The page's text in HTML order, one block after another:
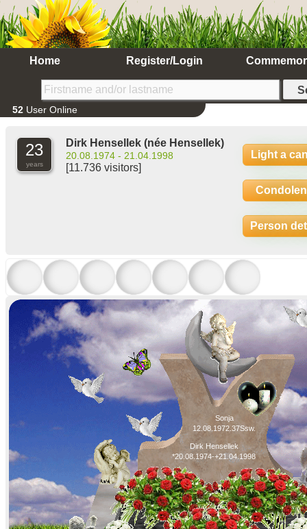
Home Register/Login
52 User Online
23
years
Dirk Hensellek (née Hensellek)
20.08.1974 - 21.04.1998
[11.736 visitors]
Light a
Person
Dirk Hensellek
*20.08.1974-+21.04.1998
Sonja
12.08.1972.37Ssw.